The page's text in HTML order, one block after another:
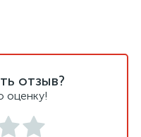
отзыв?
оценку!